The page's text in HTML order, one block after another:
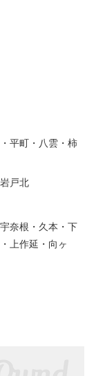
平町・八雲・柿
戸北
奈根・久本・下
上作延・向ヶ